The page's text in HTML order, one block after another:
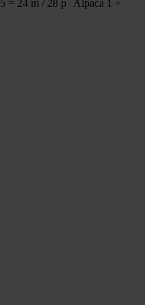
= 24 m / 28 p Alpaca 1 +